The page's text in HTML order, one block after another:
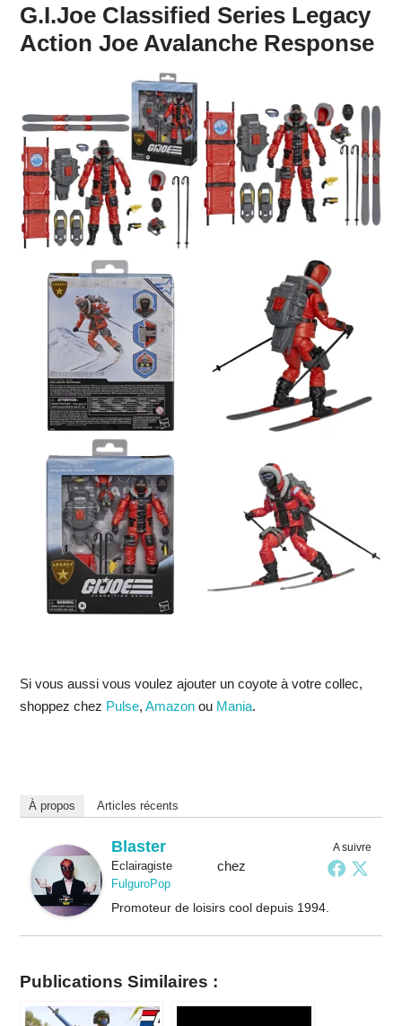
G.I.Joe Classified Series Legacy
Action Joe Avalanche Response
Si vous aussi vous voulez ajouter un coyote à votre collec,
shoppez chez Pulse, Amazonou Mania.
À propos Articles récents
A suivre
Blaster
Eclairagistechez
FulguroPop
Promoteur de loisirs cool depuis 1994.
Publications Similaires :